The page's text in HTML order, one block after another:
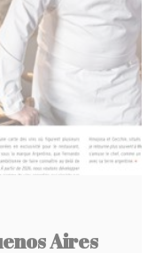
Aires